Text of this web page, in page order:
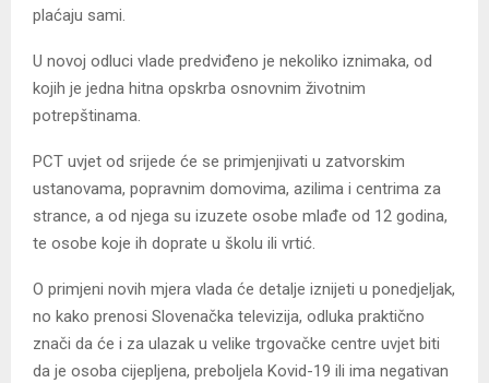
plaćaju sami.
U novoj odluci vlade predviđeno je nekoliko iznimaka, od
kojih je jedna hitna opskrba osnovnim životnim
potrepštinama.
PCT uvjet od srijede će se primjenjivati u zatvorskim
ustanovama, popravnim domovima, azilima i centrima za
strance, a od njega su izuzete osobe mlađe od 12 godina,
te osobe koje ih doprate u školu ili vrtić.
O primjeni novih mjera vlada će detalje iznijeti u ponedjeljak,
no kako prenosi Slovenačka televizija, odluka praktično
znači da će i za ulazak u velike trgovačke centre uvjet biti
da je osoba cijepljena, preboljela Kovid-19 ili ima negativan